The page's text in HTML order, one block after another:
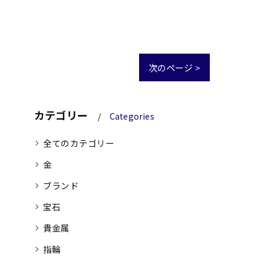
次のページ >
カテゴリー Categories
全てのカテゴリー
金
ブランド
宝石
貴金属
指輪